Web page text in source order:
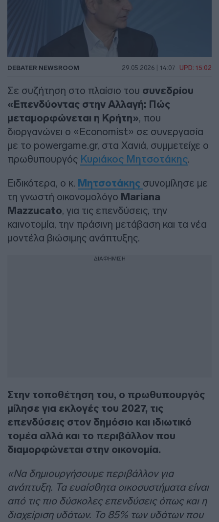
DEBATER NEWSROOM 29.05.2026 | 14:07 UPD: 15:02
Σε συζήτηση στο πλαίσιο του συνεδρίου
«Επενδύοντας στην Αλλαγή: Πώς
μεταμορφώνεται η Κρήτη», που
διοργανώνει ο «Economist» σε συνεργασία
με το powergame.gr, στα Χανιά, συμμετείχε ο
πρωθυπουργός Κυριάκος Μητσοτάκης.
Ειδικότερα, ο κ. Μητσοτάκης συνομίλησε με
τη γνωστή οικονομολόγο Mariana
Mazzucato, για τις επενδύσεις, την
καινοτομία, την πράσινη μετάβαση και τα νέα
μοντέλα βιώσιμης ανάπτυξης.
ΔΙΑΦΗΜΙΣΗ
Στην τοποθέτηση του, ο πρωθυπουργός
μίλησε για εκλογές του 2027, τις
επενδύσεις στον δημόσιο και ιδιωτικό
τομέα αλλά και το περιβάλλον που
διαμορφώνεται στην οικονομία.
«Να δημιουργήσουμε περιβάλλον για
ανάπτυξη. Τα ευαίσθητα οικοσυστήματα είναι
από τις πιο δύσκολες επενδύσεις όπως και η
διαχείριση υδάτων. Το 85% των υδάτων που